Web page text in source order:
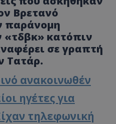
Βρετανό
παράνομη
«τδβκ» κατόπιν
σε γραπτή
Τατάρ.
ανακοινωθέν
ηγέτες για
τηλεφωνική